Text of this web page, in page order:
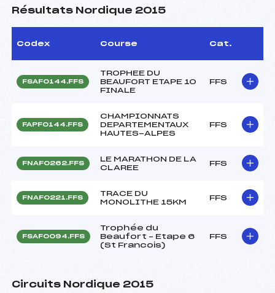
Résultats Nordique 2015
Codex Course Cat.
FSAF0144.FFS
TROPHEE DU
BEAUFORT ETAPE 10
FINALE
FFS
FAPF0144.FFS
CHAMPIONNATS
DEPARTEMENTAUX
HAUTES-ALPES
FFS
FNAF0262.FFS
LE MARATHON DE LA
CLAREE
FFS
FNAF0221.FFS
TRACE DU
MONOLITHE 15KM
FFS
FSAF0094.FFS
Trophée du
Beaufort – Etape 6
(St Francois)
FFS
Circuits Nordique 2015